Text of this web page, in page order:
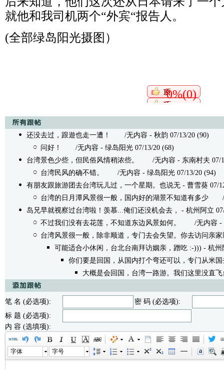
就他和我司机两个“外宾“报告人。
(全部绿岛阳光摄图）
0%(0)
还没去过，跟遊也走一遭！
/无内容 - 秋韵 07/13/20 (90)
问好！
/无内容 - 绿岛阳光 07/13/20 (68)
台湾景色少些，但民俗风情稍浓些。
/无内容 - 东南村夫 07/
台湾民风的确不错。
/无内容 - 绿岛阳光 07/13/20 (94)
有朋友跟旅游团去台湾玩儿过，一个星期。也说无 - 曹雪葵 07/
台湾的日月潭风景很一般，国内好的湖景不知道有多少 /无
岛兄早就视察过台湾啦！羡慕...俺们还没机会去，
- 杭州阿立
不过我们没有去花莲，不知道东边风景如何。
/无内容 -
台湾风景很一般，除非顺道，专门去会失望。你去访问亲
可能适合小休闲，台北台南拜访姻亲，蹭吃 :-))) - 杭州
你们要是回国，从国内打个弯还可以，专门从米
大概是会回国，台湾一路游。我们这里没直
笔 名 (必选项):
密 码 (必选项):
标 题 (必选项):
内 容 (选填项):
字体 字号